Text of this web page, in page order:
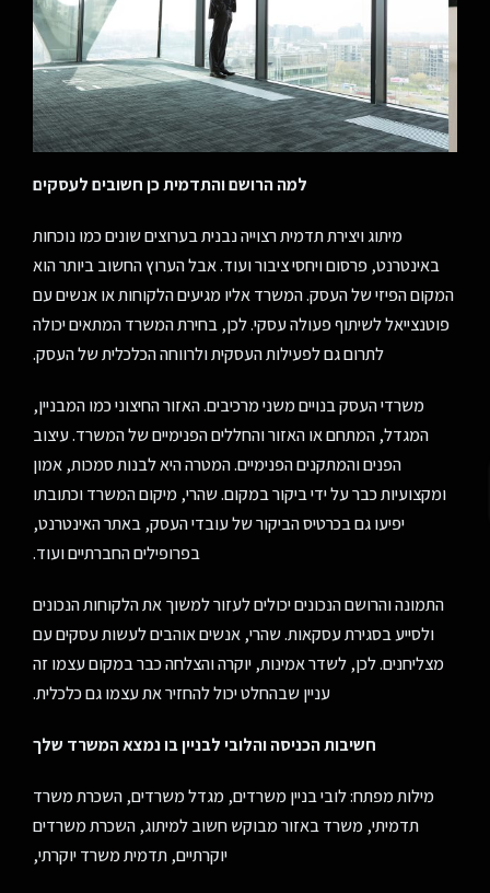
למה הרושם והתדמית כן חשובים לעסקים
מיתוג ויצירת תדמית רצוייה נבנית בערוצים שונים כמו נוכחות
באינטרנט, פרסום ויחסי ציבור ועוד. אבל הערוץ החשוב ביותר הוא
המקום הפיזי של העסק. המשרד אליו מגיעים הלקוחות או אנשים עם
פוטנצייאל לשיתוף פעולה עסקי. לכן, בחירת המשרד המתאים יכולה
לתרום גם לפעילות העסקית ולרווחה הכלכלית של העסק.
משרדי העסק בנויים משני מרכיבים. האזור החיצוני כמו המבניין,
המגדל, המתחם או האזור והחללים הפנימיים של המשרד. עיצוב
הפנים והמתקנים הפנימיים. המטרה היא לבנות סמכות, אמון
ומקצועיות כבר על ידי ביקור במקום. שהרי, מיקום המשרד וכתובתו
יפיעו גם בכרטיס הביקור של עובדי העסק, באתר האינטרנט,
בפרופילים החברתיים ועוד.
התמונה והרושם הנכונים יכולים לעזור למשוך את הלקוחות הנכונים
ולסייע בסגירת עסקאות. שהרי, אנשים אוהבים לעשות עסקים עם
מצליחנים. לכן, לשדר אמינות, יוקרה והצלחה כבר במקום עצמו זה
עניין שבהחלט יכול להחזיר את עצמו גם כלכלית.
חשיבות הכניסה והלובי לבניין בו נמצא המשרד שלך
מילות מפתח: לובי בניין משרדים, מגדל משרדים, השכרת משרד
תדמיתי, משרד באזור מבוקש חשוב למיתוג, השכרת משרדים
יוקרתיים, תדמית משרד יוקרתי,